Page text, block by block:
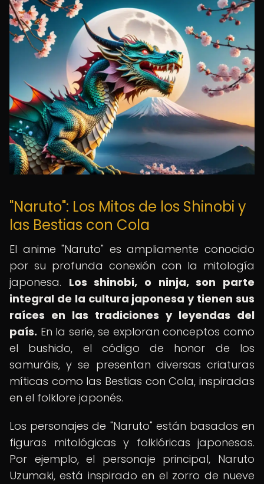
"Naruto": Los Mitos de los Shinobi y
las Bestias con Cola
El anime "Naruto" es ampliamente conocido
por su profunda conexión con la mitología
japonesa. Los shinobi, o ninja, son parte
integral de la cultura japonesa y tienen sus
raíces en las tradiciones y leyendas del
país. En la serie, se exploran conceptos como
el bushido, el código de honor de los
samuráis, y se presentan diversas criaturas
míticas como las Bestias con Cola, inspiradas
en el folklore japonés.
Los personajes de "Naruto" están basados en
figuras mitológicas y folklóricas japonesas.
Por ejemplo, el personaje principal, Naruto
Uzumaki, está inspirado en el zorro de nueve